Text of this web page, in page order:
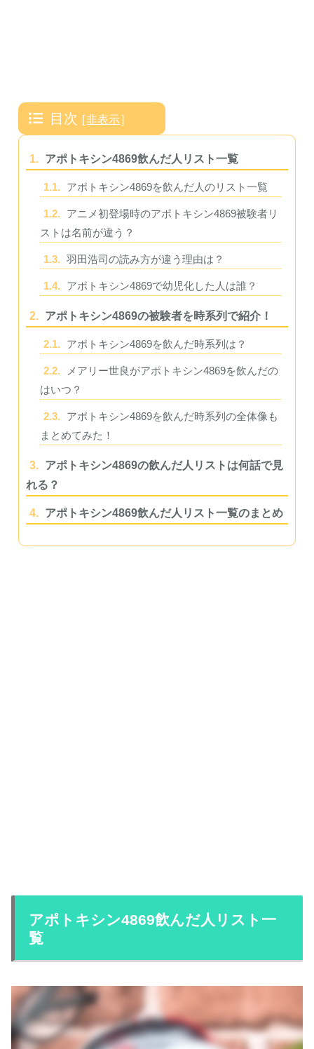
目次 [非表示]
1. アポトキシン4869飲んだ人リスト一覧
1.1. アポトキシン4869を飲んだ人のリスト一覧
1.2.
アニメ初登場時のアポトキシン4869被験者リ
ストは名前が違う？
1.3. 羽田浩司の読み方が違う理由は？
1.4. アポトキシン4869で幼児化した人は誰？
2. アポトキシン4869の被験者を時系列で紹介！
2.1. アポトキシン4869を飲んだ時系列は？
2.2.
メアリー世良がアポトキシン4869を飲んだの
はいつ？
2.3.
アポトキシン4869を飲んだ時系列の全体像も
まとめてみた！
3. アポトキシン4869の飲んだ人リストは何話で見
れる？
4. アポトキシン4869飲んだ人リスト一覧のまとめ
アポトキシン4869飲んだ人リスト一
覧